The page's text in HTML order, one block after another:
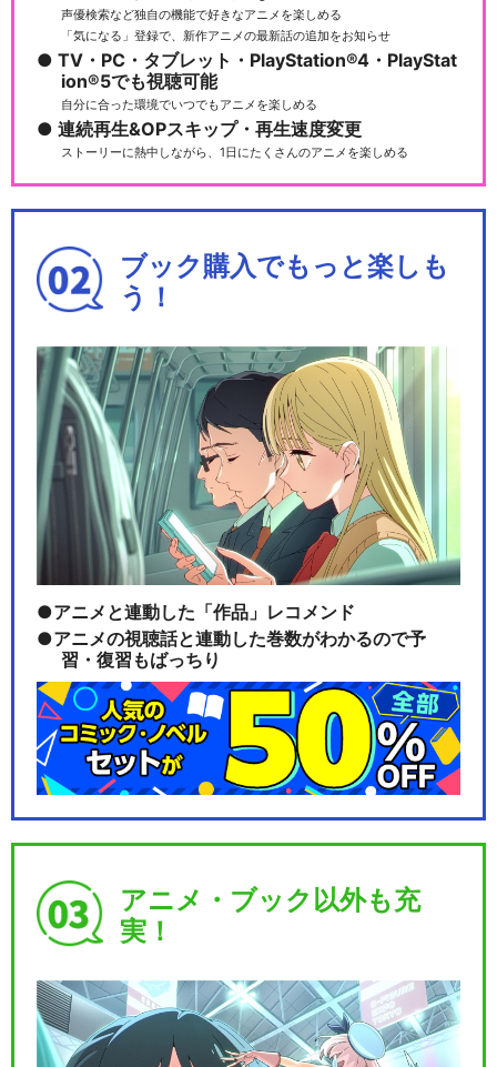
声優検索など独自の機能で好きなアニメを楽しめる
「気になる」登録で、新作アニメの最新話の追加をお知らせ
TV・PC・タブレット・PlayStation®4・PlayStat
ion®5でも視聴可能
自分に合った環境でいつでもアニメを楽しめる
連続再生&OPスキップ・再生速度変更
ストーリーに熱中しながら、1日にたくさんのアニメを楽しめる
ブック購入でもっと楽しも
う！
アニメと連動した「作品」レコメンド
アニメの視聴話と連動した巻数がわかるので予
習・復習もばっちり
アニメ・ブック以外も充
実！